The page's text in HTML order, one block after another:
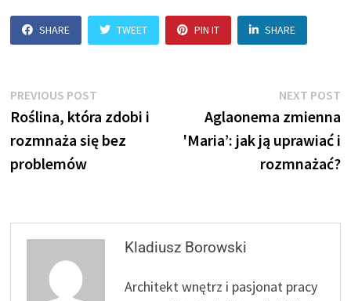
SHARE TWEET PIN IT SHARE
Nawigacja
wpisu
PREVIOUS POST
post:
Roślina, która zdobi i
rozmnaża się bez
problemów
NEXT POST
Aglaonema zmienna
'Maria’: jak ją uprawiać i
rozmnażać?
Kladiusz Borowski
Architekt wnętrz i pasjonat pracy